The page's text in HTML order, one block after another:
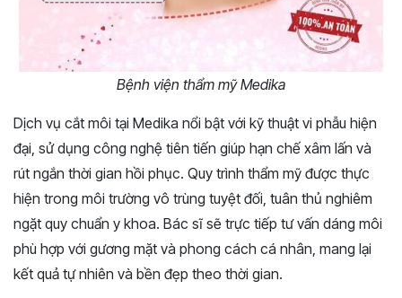
Bệnh viện thẩm mỹ Medika
Dịch vụ cắt môi tại Medika nổi bật với kỹ thuật vi phẫu hiện
đại, sử dụng công nghệ tiên tiến giúp hạn chế xâm lấn và
rút ngắn thời gian hồi phục. Quy trình thẩm mỹ được thực
hiện trong môi trường vô trùng tuyệt đối, tuân thủ nghiêm
ngặt quy chuẩn y khoa. Bác sĩ sẽ trực tiếp tư vấn dáng môi
phù hợp với gương mặt và phong cách cá nhân, mang lại
kết quả tự nhiên và bền đẹp theo thời gian.